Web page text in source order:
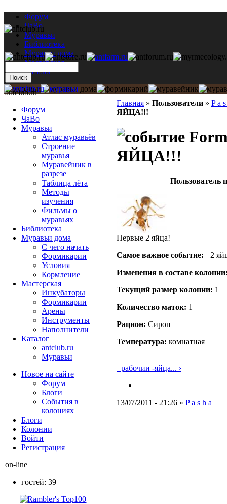
Форум
ЧаВо
Муравьи
Библиотека
Муравьи дома
Мастерская
Каталог
Главная » Пользователи » P a
ЯЙЦА!!!
ЯЙЦА!!!
Пользователь
Первые 2 яйца!
Самое важное событие: +2
Изменения в составе
Текущий размер кoлонии: 1
Количество маток: 1
Рацион: Сироп
Температура: комнатная
+рабочии -яйца... ›
13/07/2011 - 21:26 » P a s h a
antclub.ru
Форум
ЧаВо
Муравьи
Атлас муравьёв
Строение
муравья
Муравейник в
разрезе
Таблица лёта
Методы
изучения
Фильмы о
муравьях
Библиотека
Муравьи дома
С чего начать
Формикарии
Условия
Кормление
Мастерская
Инкубаторы
Формикарии
Арены
Инструменты
Наполнители
Каталог
antclub.ru
Муравьи
Новое на сайте
Форум
Блоги
События в
колониях
Блоги
Колонии
Войти
Peгиcтpaция
on-line
гостей: 39